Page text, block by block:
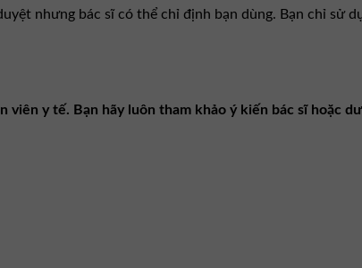
nhưng bác sĩ có thể chỉ định bạn dùng. Bạn chỉ sử
y tế. Bạn hãy luôn tham khảo ý kiến bác sĩ hoặc